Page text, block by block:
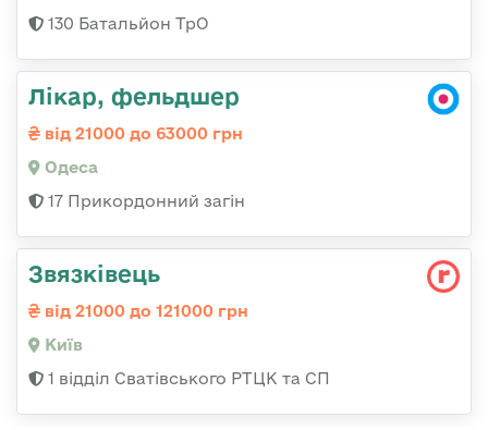
130 Батальйон ТрО
Лікар, фельдшер
від 21000 до 63000 грн
Одеса
17 Прикордонний загін
Звязківець
від 21000 до 121000 грн
Київ
1 відділ Сватівського РТЦК та СП